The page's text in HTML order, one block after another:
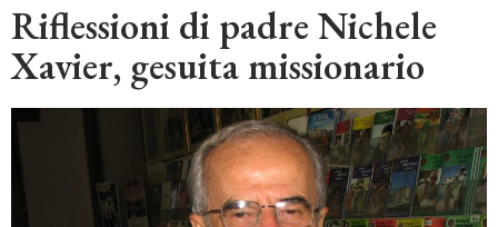
Riflessioni di padre Nichele
Xavier, gesuita missionario